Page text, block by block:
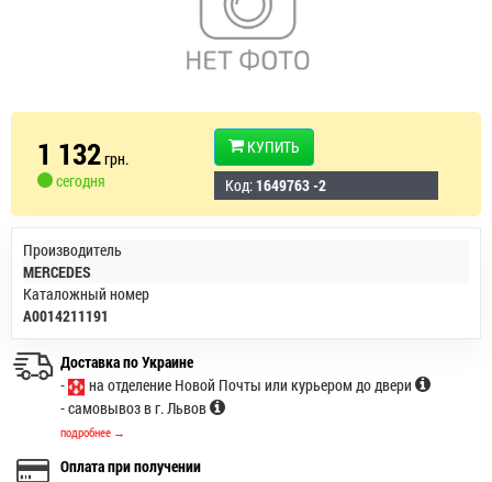
1 132грн.
сегодня
КУПИТЬ
Код: 1649763 -2
Производитель
MERCEDES
Каталожный номер
A0014211191
Доставка по Украине
-
на отделение Новой Почты или курьером до двери
- самовывоз в г. Львов
подробнее →
Оплата при получении